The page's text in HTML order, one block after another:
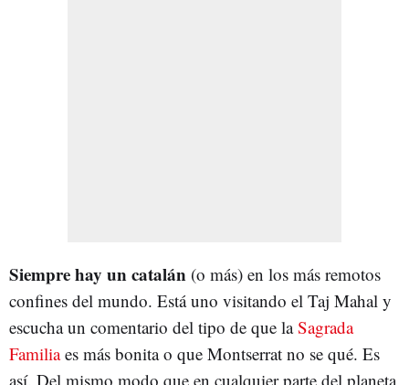
Siempre hay un catalán (o más) en los más remotos
confines del mundo. Está uno visitando el Taj Mahal y
escucha un comentario del tipo de que laSagrada
Familiaes más bonita o que Montserrat no se qué. Es
así. Del mismo modo que en cualquier parte del planeta